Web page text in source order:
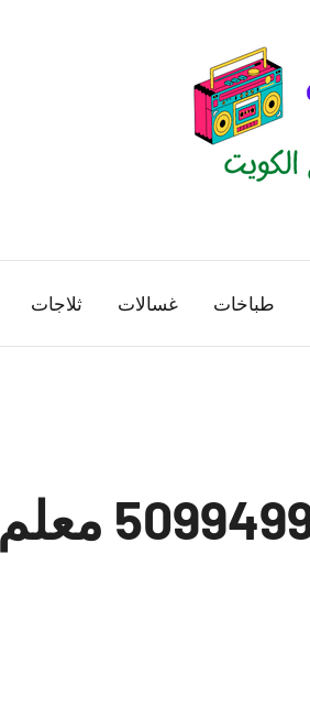
طباخات غسالات ثلاجات
فني تركيب ستلايت الظهر 50994997 معلم